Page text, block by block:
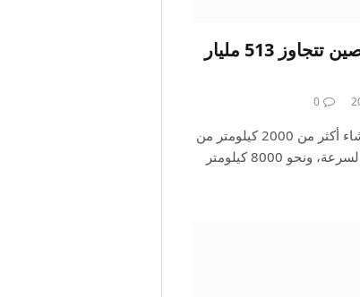
استثمارات النقل في الصين تتجاوز 513 مليار
0
وأنجزت بكين في عام 2025 إنشاء أكثر من 2000 كيلومتر من
خطوط السكك الحديدية فائقة السرعة، ونحو 8000 كيلومتر